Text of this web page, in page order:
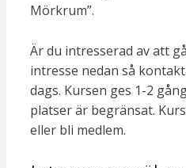
Mörkrum”.
Är du intresserad av att
intresse nedan så
dags. Kursen ges 1-2
platser är begränsat.
eller bli medlem.